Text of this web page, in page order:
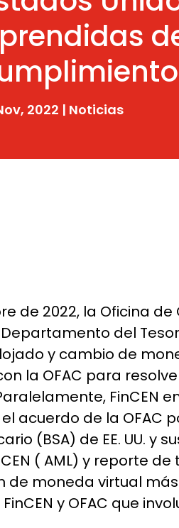
2022 | Noticias
de 2022, la Oficina
del
y cambio de
la OFAC para
FinCEN
acuerdo de la OFAC
(BSA) de EE. UU.
( AML) y reporte
de moneda virtual
y OFAC que